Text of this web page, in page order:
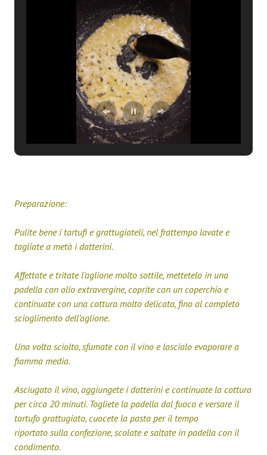
Preparazione:
Pulite bene i tartufi e grattugiateli, nel frattempo lavate e
tagliate a metà i datterini.
Affettate e tritate l’aglione molto sottile, mettetelo in una
padella con olio extravergine, coprite con un coperchio e
continuate con una cottura molto delicata, fino al completo
scioglimento dell’aglione.
Una volta sciolto, sfumate con il vino e lascialo evaporare a
fiamma media.
Asciugato il vino, aggiungete i datterini e continuate la cottura
per circa 20 minuti. Togliete la padella dal fuoco e versare il
tartufo grattugiato, cuocete la pasta per il tempo
riportato sulla confezione, scolate e saltate in padella con il
condimento.